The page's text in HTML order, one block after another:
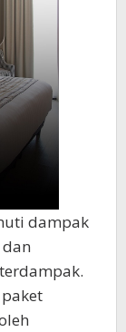
dampak